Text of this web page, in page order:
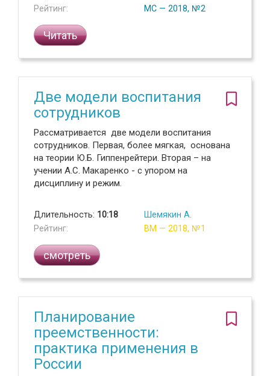
Рейтинг:
МС — 2018, №2
Читать
Две модели воспитания
сотрудников
Рассматривается две модели воспитания
сотрудников. Первая, более мягкая, основана
на теории Ю.Б. Гиппенрейтери. Вторая – на
учении А.С. Макаренко - с упором на
дисциплину и режим.
Длительность: 10:18
Рейтинг:
Шемякин А.
ВМ — 2018, №1
смотреть
Планирование
преемственности:
практика применения в
России